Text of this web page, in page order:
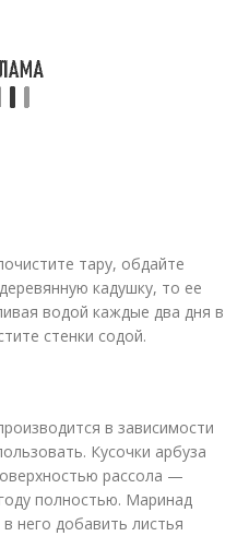
тару, обдайте
кадушку, то ее
водой каждые два дня в
стенки содой.
в зависимости
Кусочки арбуза
рассола —
полностью. Маринад
него добавить листья